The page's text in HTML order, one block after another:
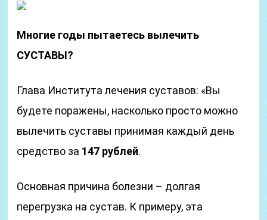
Многие годы пытаетесь вылечить
СУСТАВЫ?
Глава Института лечения суставов: «Вы
будете поражены, насколько просто можно
вылечить суставы принимая каждый день
средство за 147 рублей.
Основная причина болезни – долгая
перегрузка на сустав. К примеру, эта